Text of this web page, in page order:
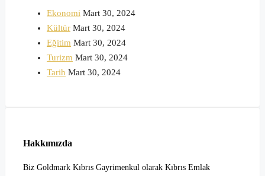
Ekonomi Mart 30, 2024
Kültür Mart 30, 2024
Eğitim Mart 30, 2024
Turizm Mart 30, 2024
Tarih Mart 30, 2024
Hakkımızda
Biz Goldmark Kıbrıs Gayrimenkul olarak Kıbrıs Emlak